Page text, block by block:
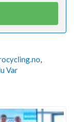
,
Var